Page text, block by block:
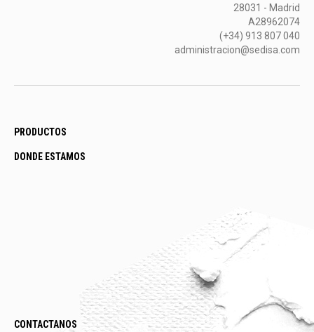
28031 - Madrid
A28962074
(+34) 913 807 040
administracion@sedisa.com
PRODUCTOS
DONDE ESTAMOS
CONTACTANOS